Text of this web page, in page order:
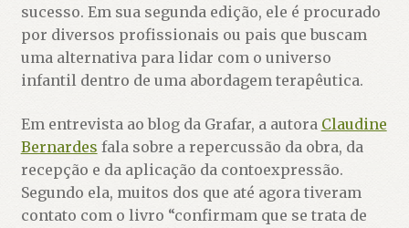
sucesso. Em sua segunda edição, ele é procurado
por diversos profissionais ou pais que buscam
uma alternativa para lidar com o universo
infantil dentro de uma abordagem terapêutica.
Em entrevista ao blog da Grafar, a autora Claudine
Bernardes fala sobre a repercussão da obra, da
recepção e da aplicação da contoexpressão.
Segundo ela, muitos dos que até agora tiveram
contato com o livro “confirmam que se trata de